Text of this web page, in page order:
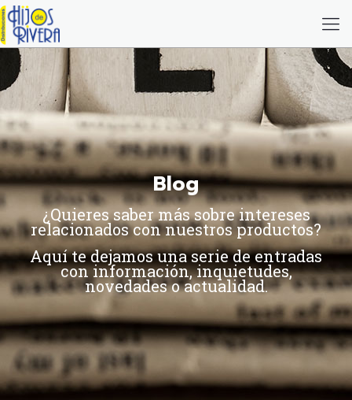
Blog
¿Quieres saber más sobre intereses
relacionados con nuestros productos?
Aquí te dejamos una serie de entradas
con información, inquietudes,
novedades o actualidad.